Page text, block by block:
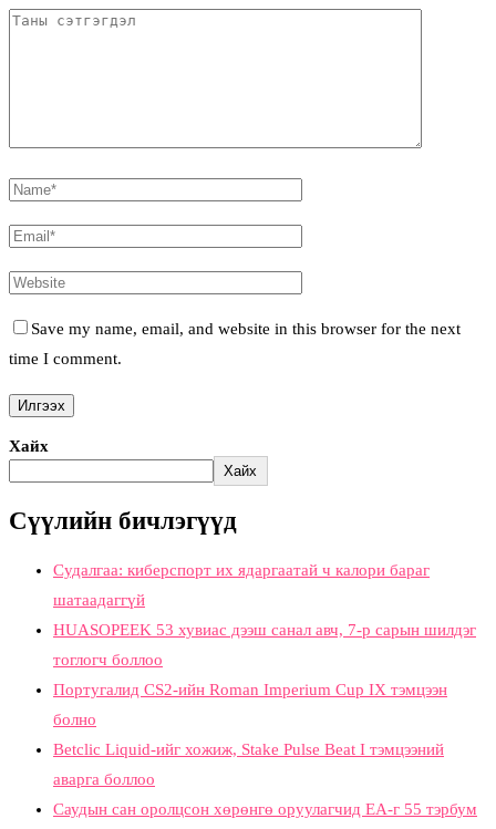
Save my name, email, and website in this browser for the next
time I comment.
Хайх
Хайх
Сүүлийн бичлэгүүд
Судалгаа: киберспорт их ядаргаатай ч калори бараг
шатаадаггүй
HUASOPEEK 53 хувиас дээш санал авч, 7-р сарын шилдэг
тоглогч боллоо
Португалид CS2-ийн Roman Imperium Cup IX тэмцээн
болно
Betclic Liquid-ийг хожиж, Stake Pulse Beat I тэмцээний
аварга боллоо
Саудын сан оролцсон хөрөнгө оруулагчид EA-г 55 тэрбум